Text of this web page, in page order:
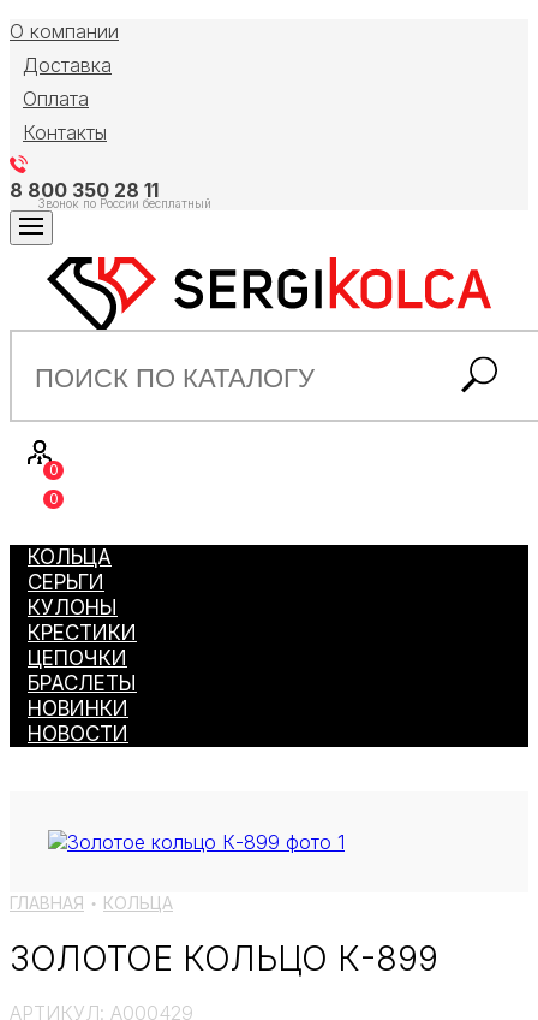
О компании
Доставка
Оплата
Контакты
8 800 350 28 11
Звонок по России бесплатный
0
0
КОЛЬЦА
СЕРЬГИ
КУЛОНЫ
КРЕСТИКИ
ЦЕПОЧКИ
БРАСЛЕТЫ
НОВИНКИ
НОВОСТИ
ГЛАВНАЯ ● КОЛЬЦА
ЗОЛОТОЕ КОЛЬЦО К-899
АРТИКУЛ: A000429